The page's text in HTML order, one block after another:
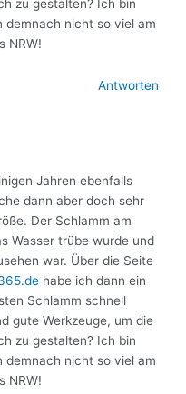
zu gestalten? Ich bin
demnach nicht so viel am
NRW!
Antworten
Jahren ebenfalls
dann aber doch sehr
Der Schlamm am
Wasser trübe wurde und
war. Über die Seite
habe ich dann ein
Schlamm schnell
gute Werkzeuge, um die
zu gestalten? Ich bin
demnach nicht so viel am
NRW!